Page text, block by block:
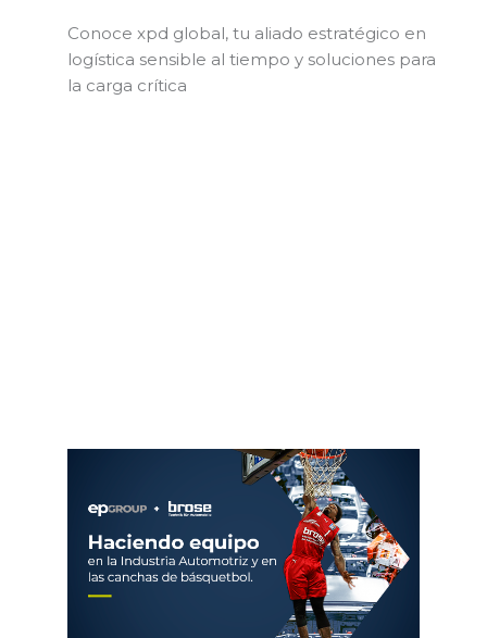
Conoce xpd global, tu aliado estratégico en
logística sensible al tiempo y soluciones para
la carga crítica